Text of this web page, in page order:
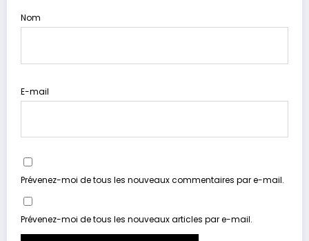
Nom
E-mail
Prévenez-moi de tous les nouveaux commentaires par e-mail.
Prévenez-moi de tous les nouveaux articles par e-mail.